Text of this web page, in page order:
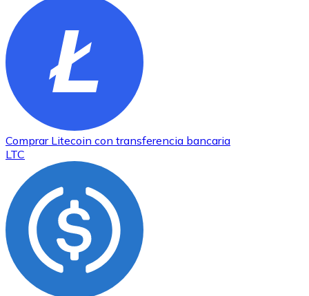
Comprar Litecoin con transferencia bancaria
LTC